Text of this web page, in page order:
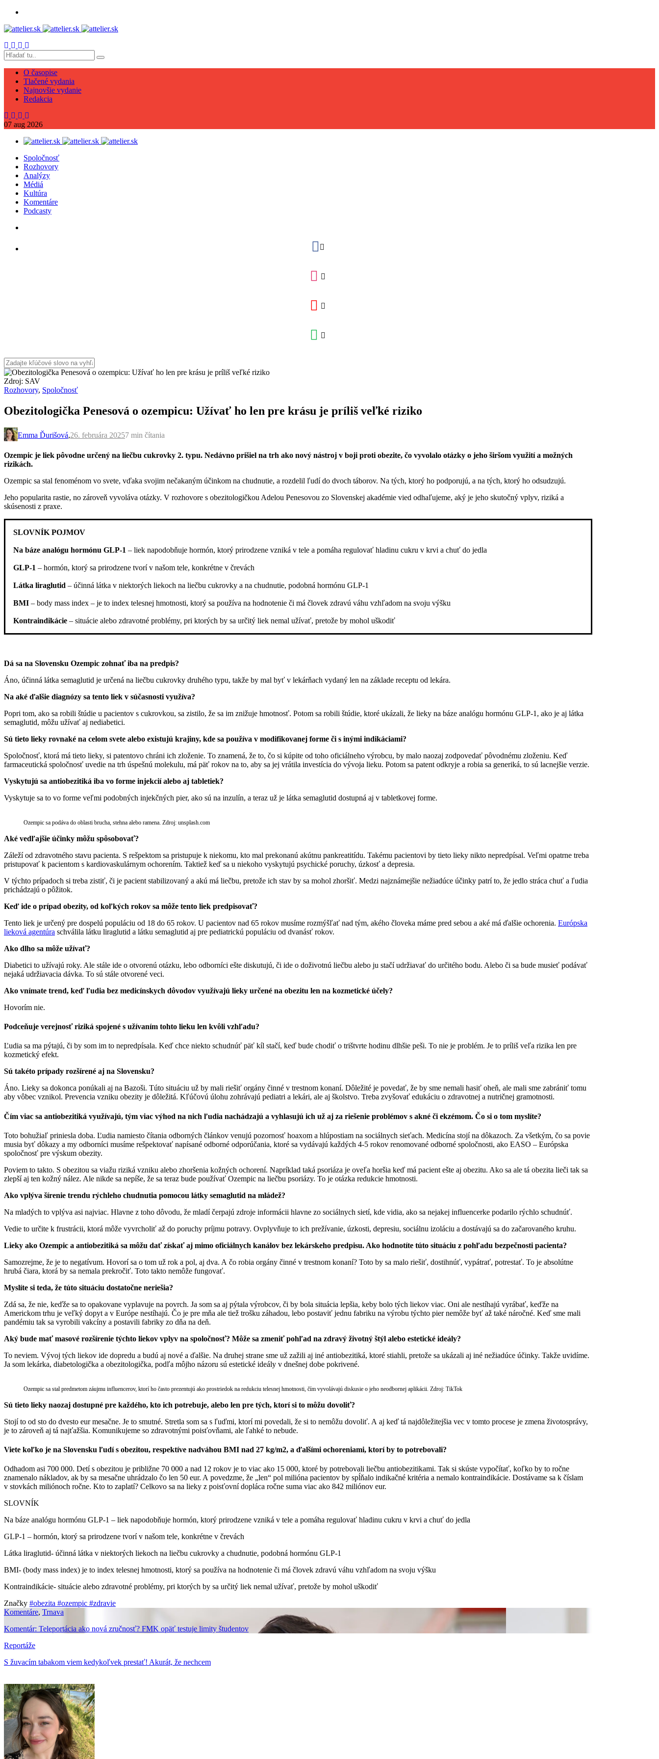
O časopise
Tlačené vydania
Najnovšie vydanie
Redakcia
07 aug 2026
Spoločnosť
Rozhovory
Analýzy
Médiá
Kultúra
Komentáre
Podcasty
Zdroj: SAV
Rozhovory, Spoločnosť
Obezitologička Penesová o ozempicu: Užívať ho len pre krásu je príliš veľké riziko
Emma Ďurišová,26. februára 20257 min čítania
Ozempic je liek pôvodne určený na liečbu cukrovky 2. typu. Nedávno prišiel na trh ako nový nástroj v boji proti obezite, čo vyvolalo otázky o jeho širšom využití a možných
rizikách.
Ozempic sa stal fenoménom vo svete, vďaka svojim nečakaným účinkom na chudnutie, a rozdelil ľudí do dvoch táborov. Na tých, ktorý ho podporujú, a na tých, ktorý ho odsudzujú.
Jeho popularita rastie, no zároveň vyvoláva otázky. V rozhovore s obezitologičkou Adelou Penesovou zo Slovenskej akadémie vied odhaľujeme, aký je jeho skutočný vplyv, riziká a
skúsenosti z praxe.
SLOVNÍK POJMOV
Na báze analógu hormónu GLP-1 – liek napodobňuje hormón, ktorý prirodzene vzniká v tele a pomáha regulovať hladinu cukru v krvi a chuť do jedla
GLP-1 – hormón, ktorý sa prirodzene tvorí v našom tele, konkrétne v črevách
Látka liraglutid – účinná látka v niektorých liekoch na liečbu cukrovky a na chudnutie, podobná hormónu GLP-1
BMI – body mass index – je to index telesnej hmotnosti, ktorý sa používa na hodnotenie či má človek zdravú váhu vzhľadom na svoju výšku
Kontraindikácie – situácie alebo zdravotné problémy, pri ktorých by sa určitý liek nemal užívať, pretože by mohol uškodiť
Dá sa na Slovensku Ozempic zohnať iba na predpis?
Áno, účinná látka semaglutid je určená na liečbu cukrovky druhého typu, takže by mal byť v lekárňach vydaný len na základe receptu od lekára.
Na aké ďalšie diagnózy sa tento liek v súčasnosti využíva?
Popri tom, ako sa robili štúdie u pacientov s cukrovkou, sa zistilo, že sa im znižuje hmotnosť. Potom sa robili štúdie, ktoré ukázali, že lieky na báze analógu hormónu GLP-1, ako je aj látka
semaglutid, môžu užívať aj nediabetici.
Sú tieto lieky rovnaké na celom svete alebo existujú krajiny, kde sa používa v modifikovanej forme či s inými indikáciami?
Spoločnosť, ktorá má tieto lieky, si patentovo chráni ich zloženie. To znamená, že to, čo si kúpite od toho oficiálneho výrobcu, by malo naozaj zodpovedať pôvodnému zloženiu. Keď
farmaceutická spoločnosť uvedie na trh úspešnú molekulu, má päť rokov na to, aby sa jej vrátila investícia do vývoja lieku. Potom sa patent odkryje a robia sa generiká, to sú lacnejšie verzie.
Vyskytujú sa antiobezitiká iba vo forme injekcií alebo aj tabletiek?
Vyskytuje sa to vo forme veľmi podobných injekčných pier, ako sú na inzulín, a teraz už je látka semaglutid dostupná aj v tabletkovej forme.
Ozempic sa podáva do oblasti brucha, stehna alebo ramena. Zdroj: unsplash.com
Aké vedľajšie účinky môžu spôsobovať?
Záleží od zdravotného stavu pacienta. S rešpektom sa pristupuje k niekomu, kto mal prekonanú akútnu pankreatitídu. Takému pacientovi by tieto lieky nikto nepredpísal. Veľmi opatrne treba
pristupovať k pacientom s kardiovaskulárnym ochorením. Taktiež keď sa u niekoho vyskytujú psychické poruchy, úzkosť a depresia.
V týchto prípadoch si treba zistiť, či je pacient stabilizovaný a akú má liečbu, pretože ich stav by sa mohol zhoršiť. Medzi najznámejšie nežiadúce účinky patrí to, že jedlo stráca chuť a ľudia
prichádzajú o pôžitok.
Keď ide o prípad obezity, od koľkých rokov sa môže tento liek predpisovať?
Tento liek je určený pre dospelú populáciu od 18 do 65 rokov. U pacientov nad 65 rokov musíme rozmýšľať nad tým, akého človeka máme pred sebou a aké má ďalšie ochorenia. Európska
lieková agentúra schválila látku liraglutid a látku semaglutid aj pre pediatrickú populáciu od dvanásť rokov.
Ako dlho sa môže užívať?
Diabetici to užívajú roky. Ale stále ide o otvorenú otázku, lebo odborníci ešte diskutujú, či ide o doživotnú liečbu alebo ju stačí udržiavať do určitého bodu. Alebo či sa bude musieť podávať
nejaká udržiavacia dávka. To sú stále otvorené veci.
Ako vnímate trend, keď ľudia bez medicínskych dôvodov využívajú lieky určené na obezitu len na kozmetické účely?
Hovorím nie.
Podceňuje verejnosť riziká spojené s užívaním tohto lieku len kvôli vzhľadu?
Ľudia sa ma pýtajú, či by som im to nepredpísala. Keď chce niekto schudnúť päť kíl stačí, keď bude chodiť o trištvrte hodinu dlhšie peši. To nie je problém. Je to príliš veľa rizika len pre
kozmetický efekt.
Sú takéto prípady rozšírené aj na Slovensku?
Áno. Lieky sa dokonca ponúkali aj na Bazoši. Túto situáciu už by mali riešiť orgány činné v trestnom konaní. Dôležité je povedať, že by sme nemali hasiť oheň, ale mali sme zabrániť tomu
aby vôbec vznikol. Prevencia vzniku obezity je dôležitá. Kľúčovú úlohu zohrávajú pediatri a lekári, ale aj školstvo. Treba zvyšovať edukáciu o zdravotnej a nutričnej gramotnosti.
Čím viac sa antiobezitiká využívajú, tým viac výhod na nich ľudia nachádzajú a vyhlasujú ich už aj za riešenie problémov s akné či ekzémom. Čo si o tom myslíte?
Toto bohužiaľ priniesla doba. Ľudia namiesto čítania odborných článkov venujú pozornosť hoaxom a hlúpostiam na sociálnych sieťach. Medicína stojí na dôkazoch. Za všetkým, čo sa povie
musia byť dôkazy a my odborníci musíme rešpektovať napísané odborné odporúčania, ktoré sa vydávajú každých 4-5 rokov renomované odborné spoločnosti, ako EASO – Európska
spoločnosť pre výskum obezity.
Poviem to takto. S obezitou sa viažu riziká vzniku alebo zhoršenia kožných ochorení. Napríklad taká psoriáza je oveľa horšia keď má pacient ešte aj obezitu. Ako sa ale tá obezita lieči tak sa
zlepší aj ten kožný nález. Ale nikde sa nepíše, že sa teraz bude používať Ozempic na liečbu psoriázy. To je otázka redukcie hmotnosti.
Ako vplýva šírenie trendu rýchleho chudnutia pomocou látky semaglutid na mládež?
Na mladých to vplýva asi najviac. Hlavne z toho dôvodu, že mladí čerpajú zdroje informácii hlavne zo sociálnych sietí, kde vidia, ako sa nejakej influencerke podarilo rýchlo schudnúť.
Vedie to určite k frustrácii, ktorá môže vyvrcholiť až do poruchy príjmu potravy. Ovplyvňuje to ich prežívanie, úzkosti, depresiu, sociálnu izoláciu a dostávajú sa do začarovaného kruhu.
Lieky ako Ozempic a antiobezitiká sa môžu dať získať aj mimo oficiálnych kanálov bez lekárskeho predpisu. Ako hodnotíte túto situáciu z pohľadu bezpečnosti pacienta?
Samozrejme, že je to negatívum. Hovorí sa o tom už rok a pol, aj dva. A čo robia orgány činné v trestnom konaní? Toto by sa malo riešiť, dostihnúť, vypátrať, potrestať. To je absolútne
hrubá čiara, ktorá by sa nemala prekročiť. Toto takto nemôže fungovať.
Myslíte si teda, že túto situáciu dostatočne neriešia?
Zdá sa, že nie, keďže sa to opakovane vyplavuje na povrch. Ja som sa aj pýtala výrobcov, či by bola situácia lepšia, keby bolo tých liekov viac. Oni ale nestíhajú vyrábať, keďže na
Americkom trhu je veľký dopyt a v Európe nestíhajú. Čo je pre mňa ale tiež trošku záhadou, lebo postaviť jednu fabriku na výrobu týchto pier nemôže byť až také náročné. Keď sme mali
pandémiu tak sa vyrobili vakcíny a postavili fabriky zo dňa na deň.
Aký bude mať masové rozšírenie týchto liekov vplyv na spoločnosť? Môže sa zmeniť pohľad na zdravý životný štýl alebo estetické ideály?
To neviem. Vývoj tých liekov ide dopredu a budú aj nové a ďalšie. Na druhej strane sme už zažili aj iné antiobezitiká, ktoré stiahli, pretože sa ukázali aj iné nežiadúce účinky. Takže uvidíme.
Ja som lekárka, diabetologička a obezitologička, podľa môjho názoru sú estetické ideály v dnešnej dobe pokrivené.
Ozempic sa stal predmetom záujmu influencerov, ktorí ho často prezentujú ako prostriedok na redukciu telesnej hmotnosti, čím vyvolávajú diskusie o jeho neodbornej aplikácii. Zdroj: TikTok
Sú tieto lieky naozaj dostupné pre každého, kto ich potrebuje, alebo len pre tých, ktorí si to môžu dovoliť?
Stojí to od sto do dvesto eur mesačne. Je to smutné. Stretla som sa s ľuďmi, ktorí mi povedali, že si to nemôžu dovoliť. A aj keď tá najdôležitejšia vec v tomto procese je zmena životosprávy,
je to zároveň aj tá najťažšia. Komunikujeme so zdravotnými poisťovňami, ale ľahké to nebude.
Viete koľko je na Slovensku ľudí s obezitou, respektíve nadváhou BMI nad 27 kg/m2, a ďalšími ochoreniami, ktorí by to potrebovali?
Odhadom asi 700 000. Detí s obezitou je približne 70 000 a nad 12 rokov je to viac ako 15 000, ktoré by potrebovali liečbu antiobezitikami. Tak si skúste vypočítať, koľko by to ročne
znamenalo nákladov, ak by sa mesačne uhrádzalo čo len 50 eur. A povedzme, že „len“ pol milióna pacientov by spĺňalo indikačné kritéria a nemalo kontraindikácie. Dostávame sa k číslam
v stovkách miliónoch ročne. Kto to zaplatí? Celkovo sa na lieky z poisťovní dopláca ročne suma viac ako 842 miliónov eur.
SLOVNÍK
Na báze analógu hormónu GLP-1 – liek napodobňuje hormón, ktorý prirodzene vzniká v tele a pomáha regulovať hladinu cukru v krvi a chuť do jedla
GLP-1 – hormón, ktorý sa prirodzene tvorí v našom tele, konkrétne v črevách
Látka liraglutid- účinná látka v niektorých liekoch na liečbu cukrovky a chudnutie, podobná hormónu GLP-1
BMI- (body mass index) je to index telesnej hmotnosti, ktorý sa používa na hodnotenie či má človek zdravú váhu vzhľadom na svoju výšku
Kontraindikácie- situácie alebo zdravotné problémy, pri ktorých by sa určitý liek nemal užívať, pretože by mohol uškodiť
Značky #obezita #ozempic #zdravie
Komentáre, Trnava
Komentár: Teleportácia ako nová zručnosť? FMK opäť testuje limity študentov
Reportáže
S žuvacím tabakom viem kedykoľvek prestať! Akurát, že nechcem